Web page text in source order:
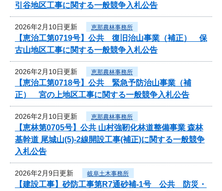
引谷地区工事に関する一般競争入札公告
2026年2月10日更新 恵那農林事務所
【恵治工第0719号】公共 復旧治山事業（補正） 保
古山地区工事に関する一般競争入札公告
2026年2月10日更新 恵那農林事務所
【恵治工第0718号】公共 緊急予防治山事業（補
正） 宮の上地区工事に関する一般競争入札公告
2026年2月10日更新 恵那農林事務所
【恵林第0705号】公共 山村強靭化林道整備事業 森林
基幹道 尾城山(5)-2線開設工事(補正)に関する一般競争
入札公告
2026年2月9日更新 岐阜土木事務所
【建設工事】砂防工事第R7通砂補-1号 公共 防災・